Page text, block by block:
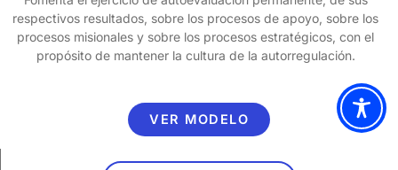
respectivos resultados, sobre los procesos de apoyo, sobre los
procesos misionales y sobre los procesos estratégicos, con el
propósito de mantener la cultura de la autorregulación.
VER MODELO